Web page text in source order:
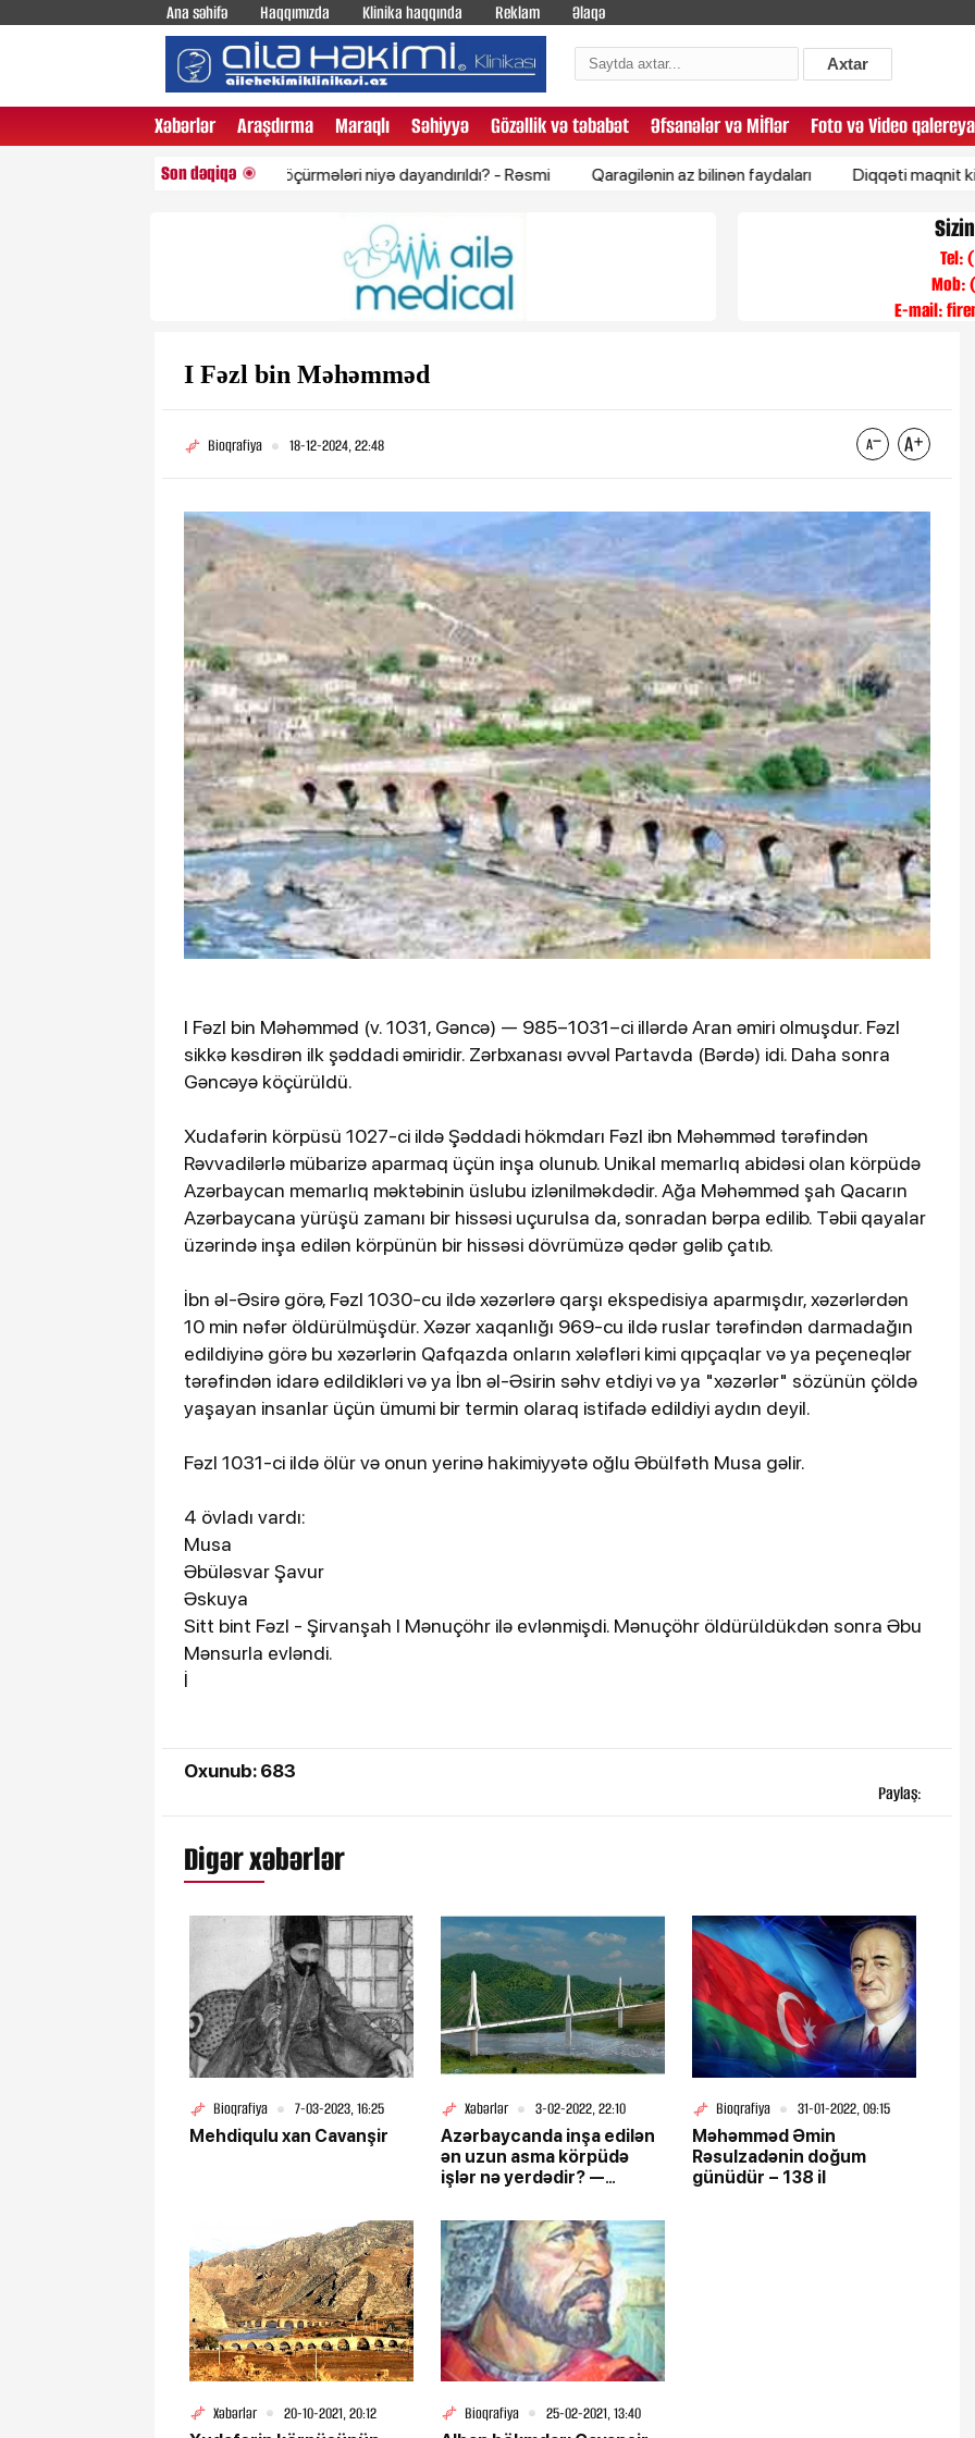
Ana səhifə Haqqımızda Klinika haqqında Reklam Əlaqə
Axtar
Xəbərlər Araşdırma Maraqlı Səhiyyə Gözəllik və təbabət Əfsanələr və Mİflər Foto və Video qalereya
Son dəqiqə
Rusiyaya pul köçürmələri niyə dayandırıldı? - Rəsmi Qaragilənin az bilinən faydaları Diqqəti maqnit kimi
Tel:
Mob:
E-mail:
I Fəzl bin Məhəmməd
Bioqrafiya 18-12-2024, 22:48
I Fəzl bin Məhəmməd (v. 1031, Gəncə) — 985–1031–ci illərdə Aran əmiri olmuşdur. Fəzl
sikkə kəsdirən ilk şəddadi əmiridir. Zərbxanası əvvəl Partavda (Bərdə) idi. Daha sonra
Gəncəyə köçürüldü.
Xudafərin körpüsü 1027-ci ildə Şəddadi hökmdarı Fəzl ibn Məhəmməd tərəfindən
Rəvvadilərlə mübarizə aparmaq üçün inşa olunub. Unikal memarlıq abidəsi olan körpüdə
Azərbaycan memarlıq məktəbinin üslubu izlənilməkdədir. Ağa Məhəmməd şah Qacarın
Azərbaycana yürüşü zamanı bir hissəsi uçurulsa da, sonradan bərpa edilib. Təbii qayalar
üzərində inşa edilən körpünün bir hissəsi dövrümüzə qədər gəlib çatıb.
İbn əl-Əsirə görə, Fəzl 1030-cu ildə xəzərlərə qarşı ekspedisiya aparmışdır, xəzərlərdən
10 min nəfər öldürülmüşdür. Xəzər xaqanlığı 969-cu ildə ruslar tərəfindən darmadağın
edildiyinə görə bu xəzərlərin Qafqazda onların xələfləri kimi qıpçaqlar və ya peçeneqlər
tərəfindən idarə edildikləri və ya İbn əl-Əsirin səhv etdiyi və ya "xəzərlər" sözünün çöldə
yaşayan insanlar üçün ümumi bir termin olaraq istifadə edildiyi aydın deyil.
Fəzl 1031-ci ildə ölür və onun yerinə hakimiyyətə oğlu Əbülfəth Musa gəlir.
4 övladı vardı:
Musa
Əbüləsvar Şavur
Əskuya
Sitt bint Fəzl - Şirvanşah I Mənuçöhr ilə evlənmişdi. Mənuçöhr öldürüldükdən sonra Əbu
Mənsurla evləndi.
İ
Oxunub: 683
Paylaş:
Digər xəbərlər
Bioqrafiya
7-03-2023, 16:25
Mehdiqulu xan Cavanşir
Xəbərlər
3-02-2022, 22:10
Azərbaycanda inşa edilən
ən uzun asma körpüdə
işlər nə yerdədir? —
Bioqrafiya
31-01-2022, 09:15
Məhəmməd Əmin
Rəsulzadənin doğum
günüdür – 138 il
Xəbərlər
20-10-2021, 20:12
Bioqrafiya
25-02-2021, 13:40
İspanlar Mərakeşi ittiham edir:
Miqrantlarla hökumətə təzyiq
göstərir
Rusiyaya pul köçürmələri niyə
dayandırıldı? - Rəsmi